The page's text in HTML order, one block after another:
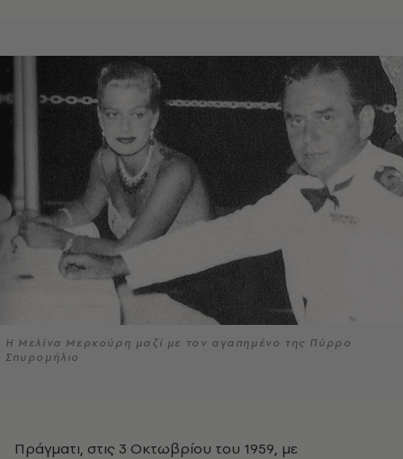
Η Μελίνα Μερκούρη μαζί με τον αγαπημένο της Πύρρο
Σπυρομήλιο
Πράγματι, στις 3 Οκτωβρίου του 1959, με